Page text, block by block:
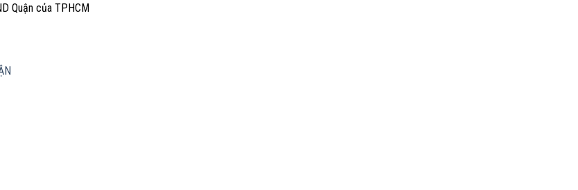
Quận của TPHCM